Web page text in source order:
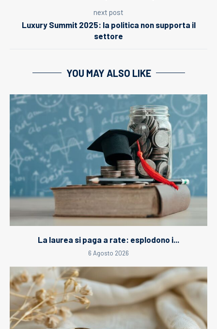
next post
Luxury Summit 2025: la politica non supporta il
settore
YOU MAY ALSO LIKE
La laurea si paga a rate: esplodono i...
6 Agosto 2026